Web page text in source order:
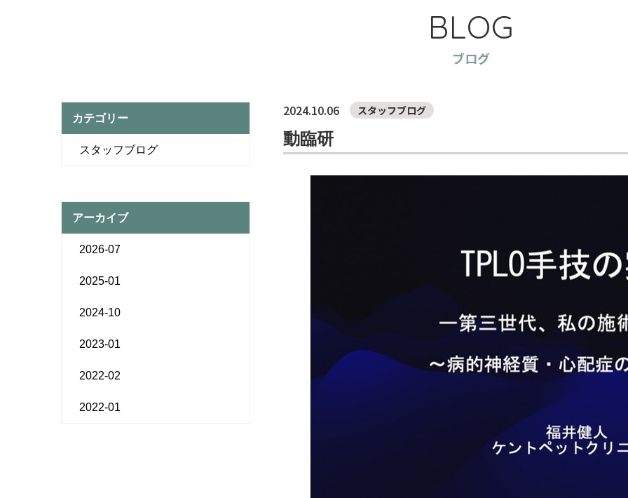
BLOG
ブログ
カテゴリー
スタッフブログ
アーカイブ
2026-07
2025-01
2024-10
2023-01
2022-02
2022-01
2024.10.06 スタッフブログ
動臨研